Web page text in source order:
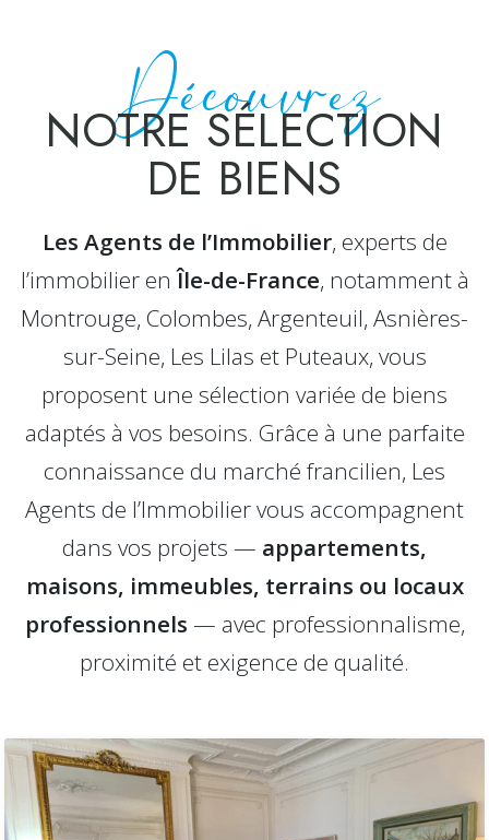
Découvrez
NOTRE SÉLECTION
DE BIENS
Les Agents de l’Immobilier, experts de
l’immobilier enÎle-de-France, notamment à
Montrouge, Colombes, Argenteuil, Asnières-
sur-Seine, Les Lilas et Puteaux, vous
proposent une sélection variée de biens
adaptés à vos besoins. Grâce à une parfaite
connaissance du marché francilien, Les
Agents de l’Immobilier vous accompagnent
dans vos projets — appartements,
maisons, immeubles, terrains ou locaux
professionnels — avec professionnalisme,
proximité et exigence de qualité.